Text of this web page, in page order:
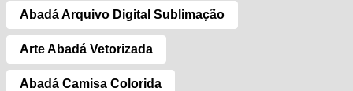
Abadá Arquivo Digital Sublimação
Arte Abadá Vetorizada
Abadá Camisa Colorida